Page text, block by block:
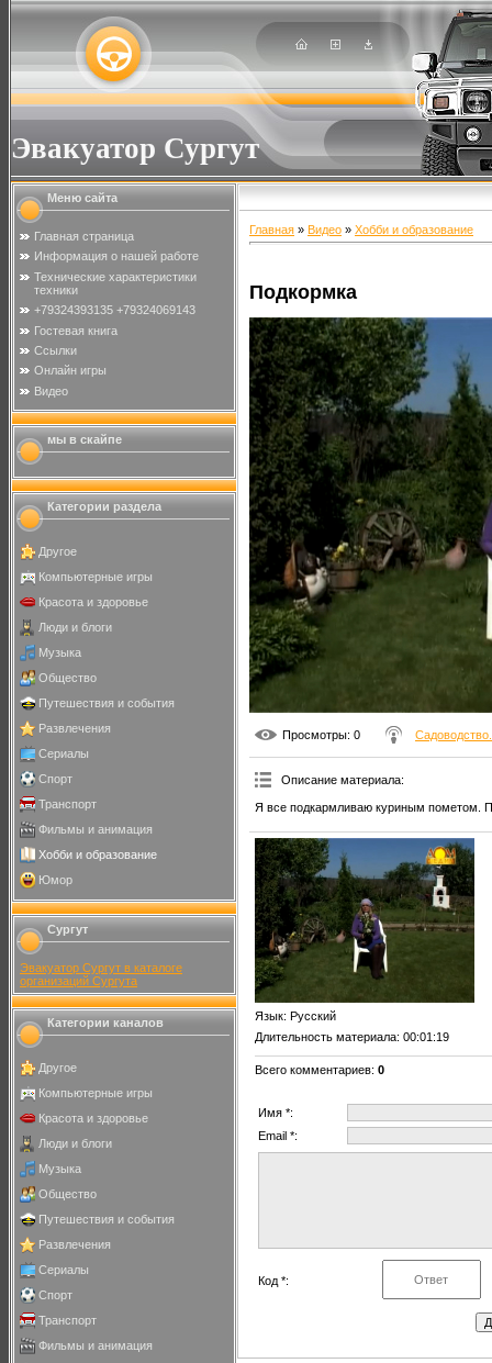
Эвакуатор Сургут
Меню сайта
Главная страница
Информация о нашей работе
Технические характеристики
техники
+79324393135 +79324069143
Гостевая книга
Ссылки
Онлайн игры
Видео
мы в скайпе
Категории раздела
Другое
Компьютерные игры
Красота и здоровье
Люди и блоги
Музыка
Общество
Путешествия и события
Развлечения
Сериалы
Спорт
Транспорт
Фильмы и анимация
Хобби и образование
Юмор
Сургут
Эвакуатор Сургут в каталоге
организаций Сургута
Категории каналов
Другое
Компьютерные игры
Красота и здоровье
Люди и блоги
Музыка
Общество
Путешествия и события
Развлечения
Сериалы
Спорт
Транспорт
Фильмы и анимация
Главная » Видео » Хобби и образование
Подкормка
Просмотры: 0
Описание материала:
Я все подкармливаю куриным пометом.
Язык: Русский
Длительность материала: 00:01:19
Всего комментариев: 0
Имя *:
Email *:
Код *: